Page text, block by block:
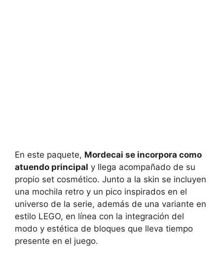
En este paquete, Mordecai se incorpora como
atuendo principal y llega acompañado de su
propio set cosmético. Junto a la skin se incluyen
una mochila retro y un pico inspirados en el
universo de la serie, además de una variante en
estilo LEGO, en línea con la integración del
modo y estética de bloques que lleva tiempo
presente en el juego.